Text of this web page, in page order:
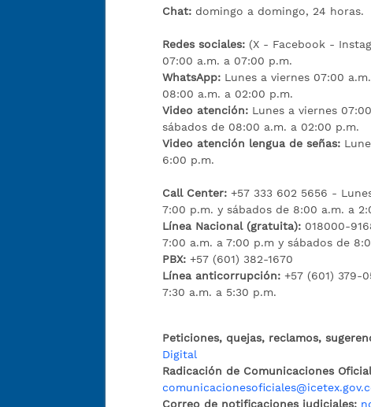
Chat: domingo a domingo, 24 horas.
Redes sociales: (X - Facebook -
07:00 a.m. a 07:00 p.m.
WhatsApp: Lunes a viernes 07:00
08:00 a.m. a 02:00 p.m.
Video atención: Lunes a viernes
sábados de 08:00 a.m. a 02:00 p.m.
Video atención lengua de señas:
6:00 p.m.
Call Center:+57 333 602 5656 -
7:00 p.m. y sábados de 8:00 a.m. a
Línea Nacional (gratuita): 018000-
7:00 a.m. a 7:00 p.m y sábados de
PBX:+57 (601) 382-1670
Línea anticorrupción:+57 (601) 379-
7:30 a.m. a 5:30 p.m.
Peticiones, quejas, reclamos,
Digital
Radicación de Comunicaciones
Correo de notificaciones judiciales: